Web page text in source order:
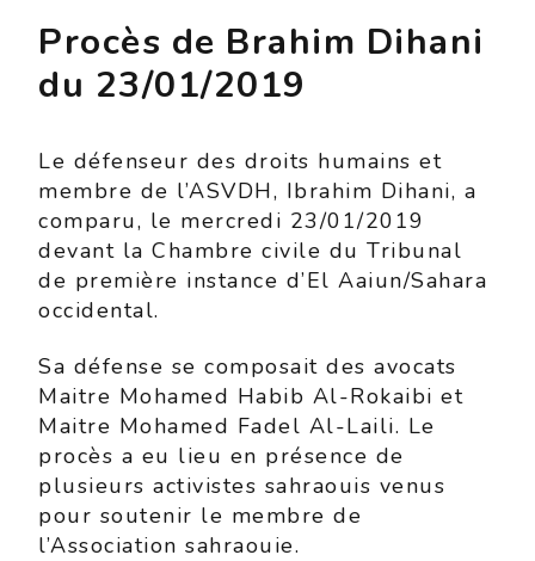
Procès de Brahim Dihani
du 23/01/2019
Le défenseur des droits humains et
membre de l’ASVDH, Ibrahim Dihani, a
comparu, le mercredi 23/01/2019
devant la Chambre civile du Tribunal
de première instance d’El Aaiun/Sahara
occidental.
Sa défense se composait des avocats
Maitre Mohamed Habib Al-Rokaibi et
Maitre Mohamed Fadel Al-Laili. Le
procès a eu lieu en présence de
plusieurs activistes sahraouis venus
pour soutenir le membre de
l’Association sahraouie.